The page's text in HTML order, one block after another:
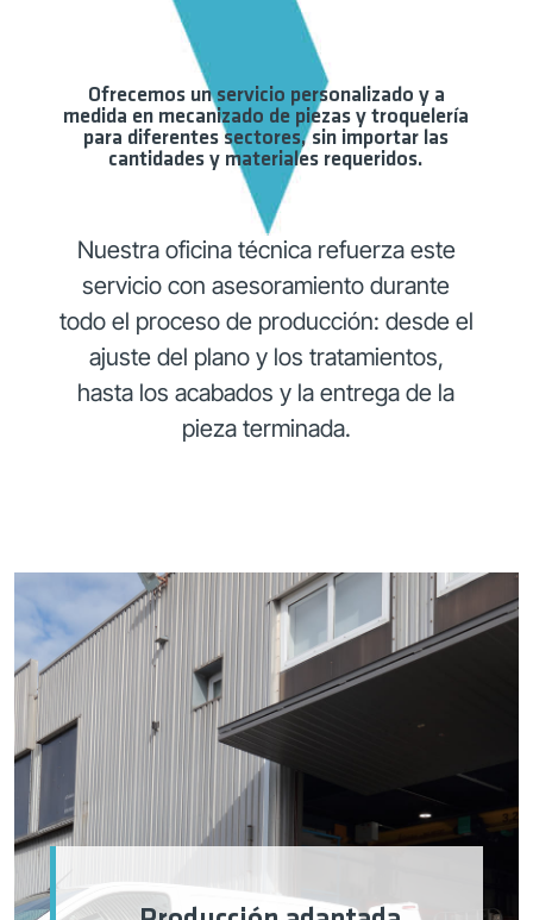
Ofrecemos un servicio personalizado y a
medida en mecanizado de piezas y troquelería
para diferentes sectores, sin importar las
cantidades y materiales requeridos.
Nuestra oficina técnica refuerza este
servicio con asesoramiento durante
todo el proceso de producción: desde el
ajuste del plano y los tratamientos,
hasta los acabados y la entrega de la
pieza terminada.